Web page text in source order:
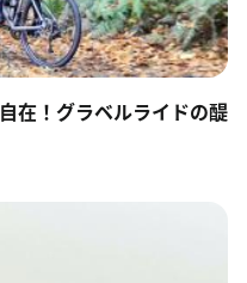
在！グラベルライドの醍